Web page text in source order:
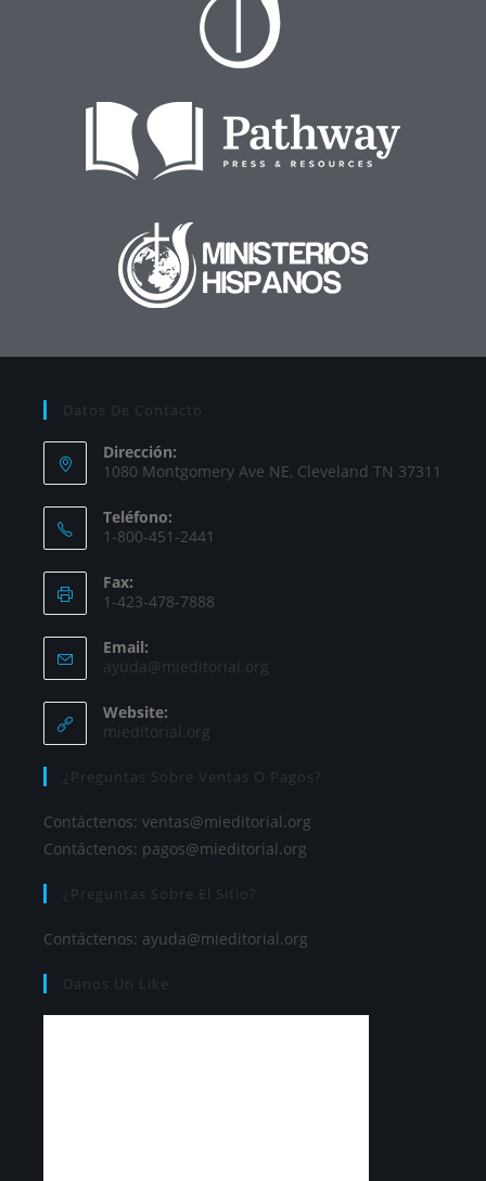
Datos De Contacto
Dirección:
1080 Montgomery Ave NE, Cleveland TN 37311
Teléfono:
1-800-451-2441
Fax:
1-423-478-7888
Email:
ayuda@mieditorial.org
Website:
mieditorial.org
¿Preguntas Sobre Ventas O Pagos?
Contáctenos: ventas@mieditorial.org
Contáctenos: pagos@mieditorial.org
¿Preguntas Sobre El Sitio?
Contáctenos: ayuda@mieditorial.org
Danos Un Like